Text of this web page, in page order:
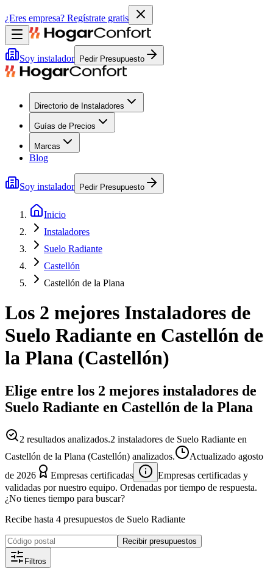
¿Eres empresa? Regístrate gratis
Soy instalador Pedir Presupuesto
Directorio de Instaladores
Guías de Precios
Marcas
Blog
Soy instalador Pedir Presupuesto
Inicio
Instaladores
Suelo Radiante
Castellón
Castellón de la Plana
Los 2 mejores Instaladores de
Suelo Radiante en Castellón de
la Plana (Castellón)
Elige entre los 2 mejores instaladores de
Suelo Radiante en Castellón de la Plana
2 resultados analizados.2 instaladores de Suelo Radiante en
Castellón de la Plana (Castellón) analizados.
Actualizado agosto
de 2026
Empresas certificadas
Empresas certificadas y
validadas por nuestro equipo. Ordenadas por tiempo de respuesta.
¿No tienes tiempo para buscar?
Recibe hasta 4 presupuestos de Suelo Radiante
Recibir presupuestos
Filtros